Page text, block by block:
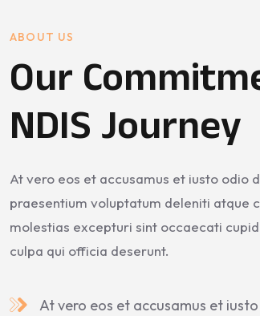
ABOUT US
Our
NDIS Journey
At vero eos et accusamus et iusto odio
praesentium voluptatum deleniti atque
molestias excepturi sint occaecati
culpa qui officia deserunt.
At vero eos et accusamus et